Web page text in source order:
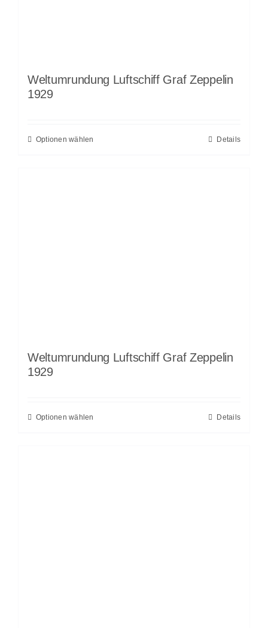
Weltumrundung Luftschiff Graf Zeppelin
1929
Optionen wählen Details
Weltumrundung Luftschiff Graf Zeppelin
1929
Optionen wählen Details